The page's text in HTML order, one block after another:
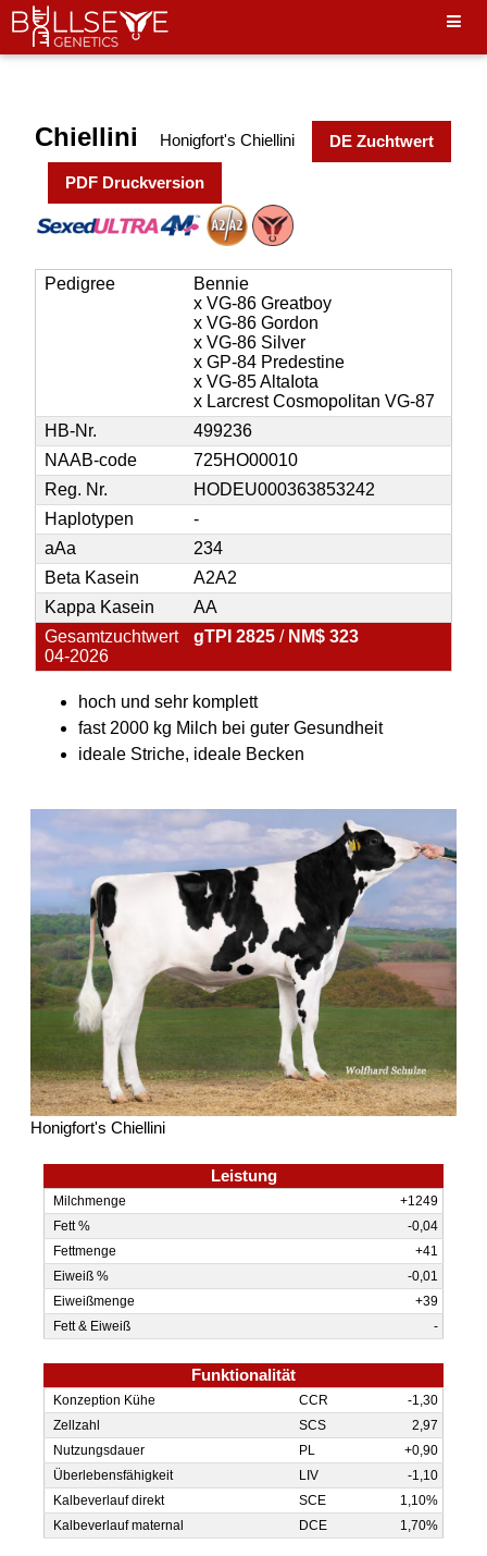
Hello World"
Chiellini Honigfort's Chiellini DE Zuchtwert
PDF Druckversion
Pedigree
Bennie
x VG-86 Greatboy
x VG-86 Gordon
x VG-86 Silver
x GP-84 Predestine
x VG-85 AltaIota
x Larcrest Cosmopolitan VG-87
HB-Nr.
499236
NAAB-code
725HO00010
Reg. Nr.
HODEU000363853242
Haplotypen
-
aAa
234
Beta Kasein
A2A2
Kappa Kasein
AA
Gesamtzuchtwert
04-2026
gTPI 2825 / NM$ 323
hoch und sehr komplett
fast 2000 kg Milch bei guter Gesundheit
ideale Striche, ideale Becken
Honigfort's Chiellini
Leistung
Milchmenge
+1249
Fett %
-0,04
Fettmenge
+41
Eiweiß %
-0,01
Eiweißmenge
+39
Fett & Eiweiß
-
Funktionalität
Kon­zep­tion Kühe CCR
-1,30
Zellzahl
SCS
2,97
Nutzungs­dauer
PL
+0,90
Überlebens­fähigkeit
LIV
-1,10
Kalbe­verlauf direkt
SCE
1,10%
Kalbe­verlauf maternal
DCE 1,70%